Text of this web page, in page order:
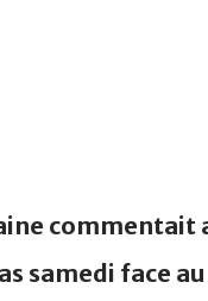
samedi face